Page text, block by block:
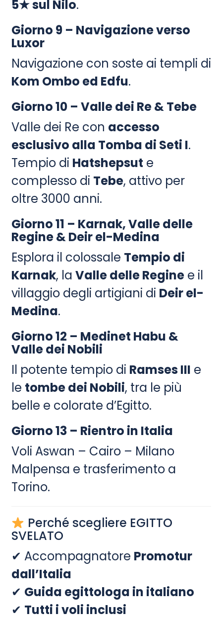
5★ sul Nilo.
Giorno 9 – Navigazione verso
Luxor
Navigazione con soste ai templi di
Kom Ombo ed Edfu.
Giorno 10 – Valle dei Re & Tebe
Valle dei Re con accesso
esclusivo alla Tomba di Seti I.
Tempio di Hatshepsut e
complesso di Tebe, attivo per
oltre 3000 anni.
Giorno 11 – Karnak, Valle delle
Regine & Deir el-Medina
Esplora il colossale Tempio di
Karnak, la Valle delle Reginee il
villaggio degli artigiani di Deir el-
Medina.
Giorno 12 – Medinet Habu &
Valle dei Nobili
Il potente tempio di Ramses III e
le tombe dei Nobili, tra le più
belle e colorate d’Egitto.
Giorno 13 – Rientro in Italia
Voli Aswan – Cairo – Milano
Malpensa e trasferimento a
Torino.
Perché scegliere EGITTO
SVELATO
✔ Accompagnatore Promotur
dall’Italia
✔ Guida egittologa in italiano
✔ Tutti i voli inclusi